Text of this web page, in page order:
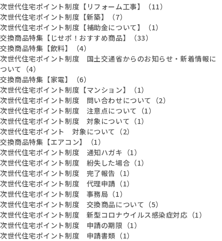
次世代住宅ポイント制度【リフォーム工事】（11）
次世代住宅ポイント制度【新築】（7）
次世代住宅ポイント制度【補助金について】（1）
交換商品特集【じせポ！おすすめ商品】（33）
交換商品特集【飲料】（4）
次世代住宅ポイント制度 国土交通省からのお知らせ・新着情報に
ついて（4）
交換商品特集【家電】（6）
次世代住宅ポイント制度【マンション】（1）
次世代住宅ポイント制度 問い合わせについて（2）
次世代住宅ポイント制度 注意点について（1）
次世代住宅ポイント制度 対象について（1）
次世代住宅ポイント 対象について（2）
交換商品特集【エアコン】（1）
次世代住宅ポイント制度 通知ハガキ（1）
次世代住宅ポイント制度 紛失した場合（1）
次世代住宅ポイント制度 完了報告（1）
次世代住宅ポイント制度 代理申請（1）
次世代住宅ポイント制度 事務局（1）
次世代住宅ポイント制度 交換商品について（5）
次世代住宅ポイント制度 新型コロナウイルス感染症対応（1）
次世代住宅ポイント制度 申請の期限（1）
次世代住宅ポイント制度 申請書類（1）